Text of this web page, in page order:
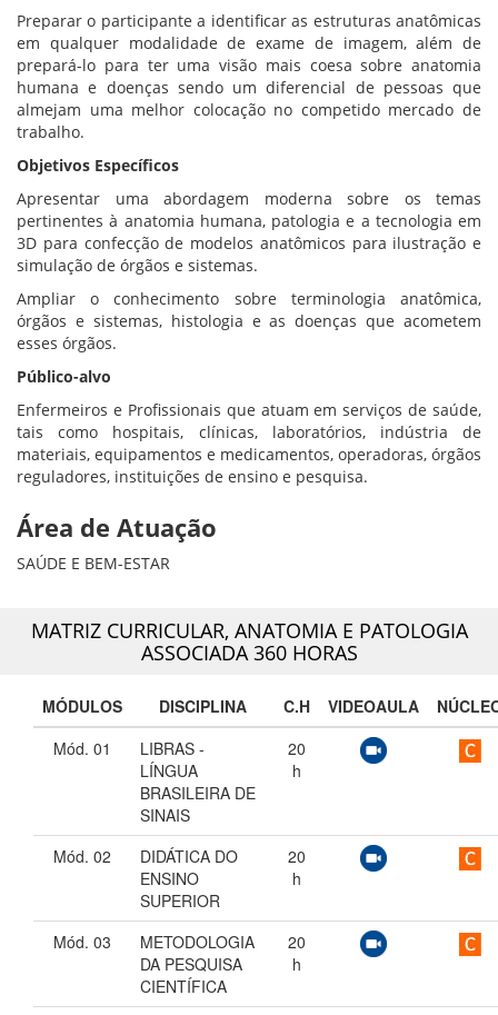
Preparar o participante a identificar as estruturas anatômicas
em qualquer modalidade de exame de imagem, além de
prepará-lo para ter uma visão mais coesa sobre anatomia
humana e doenças sendo um diferencial de pessoas que
almejam uma melhor colocação no competido mercado de
trabalho.
Objetivos Específicos
Apresentar uma abordagem moderna sobre os temas
pertinentes à anatomia humana, patologia e a tecnologia em
3D para confecção de modelos anatômicos para ilustração e
simulação de órgãos e sistemas.
Ampliar o conhecimento sobre terminologia anatômica,
órgãos e sistemas, histologia e as doenças que acometem
esses órgãos.
Público-alvo
Enfermeiros e Profissionais que atuam em serviços de saúde,
tais como hospitais, clínicas, laboratórios, indústria de
materiais, equipamentos e medicamentos, operadoras, órgãos
reguladores, instituições de ensino e pesquisa.
Área de Atuação
SAÚDE E BEM-ESTAR
MATRIZ CURRICULAR, ANATOMIA E PATOLOGIA
ASSOCIADA 360 HORAS
MÓDULOS DISCIPLINA C.H VIDEOAULA
Mód. 01
LIBRAS -
LÍNGUA
BRASILEIRA DE
SINAIS
20
h
Mód. 02
DIDÁTICA DO
ENSINO
SUPERIOR
20
h
Mód. 03
METODOLOGIA
DA PESQUISA
CIENTÍFICA
20
h